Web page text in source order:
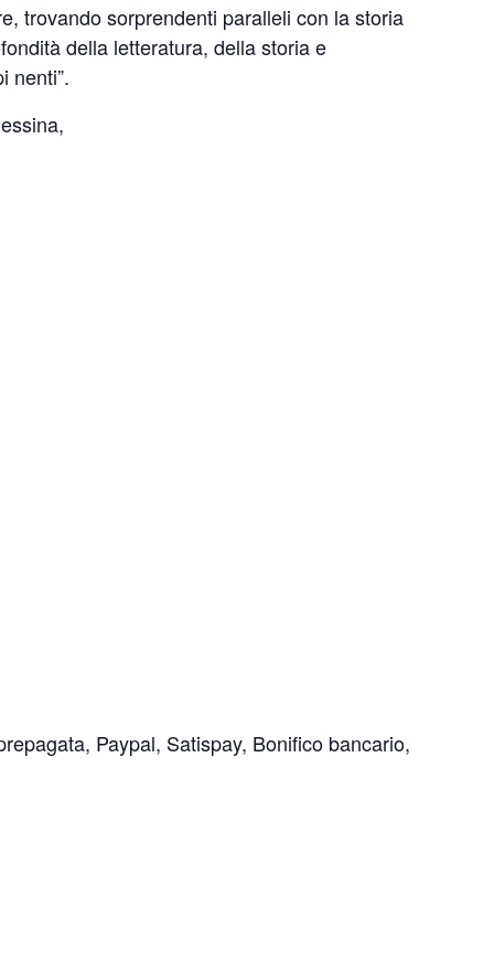
trovando sorprendenti paralleli con la storia
della letteratura, della storia e
nenti”.
Paypal, Satispay, Bonifico bancario,